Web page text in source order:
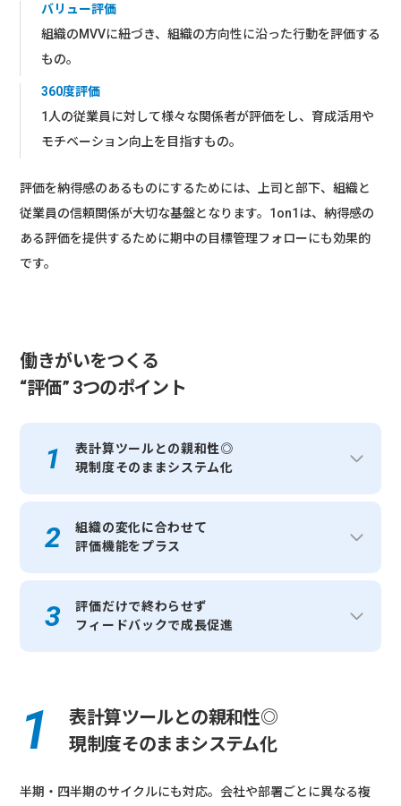
バリュー評価
組織のMVVに紐づき、組織の方向性に沿った行動を評価する
もの。
360度評価
1人の従業員に対して様々な関係者が評価をし、育成活用や
モチベーション向上を目指すもの。
評価を納得感のあるものにするためには、上司と部下、組織と
従業員の信頼関係が大切な基盤となります。1on1は、納得感の
ある評価を提供するために期中の目標管理フォローにも効果的
です。
働きがいをつくる
“評価” 3つのポイント
表計算ツールとの親和性◎
現制度そのままシステム化
組織の変化に合わせて
評価機能をプラス
評価だけで終わらせず
フィードバックで成長促進
表計算ツールとの親和性◎
現制度そのままシステム化
半期・四半期のサイクルにも対応。会社や部署ごとに異なる複